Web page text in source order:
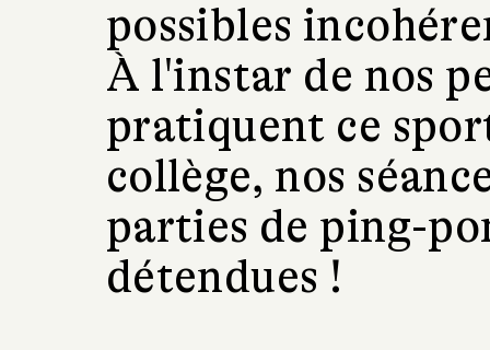
possibles
À l'instar de nos
pratiquent ce
collège, nos
parties de ping-
détendues !